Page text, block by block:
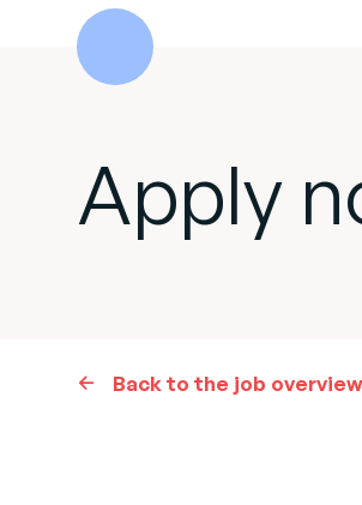
Apply
Back to the job overview